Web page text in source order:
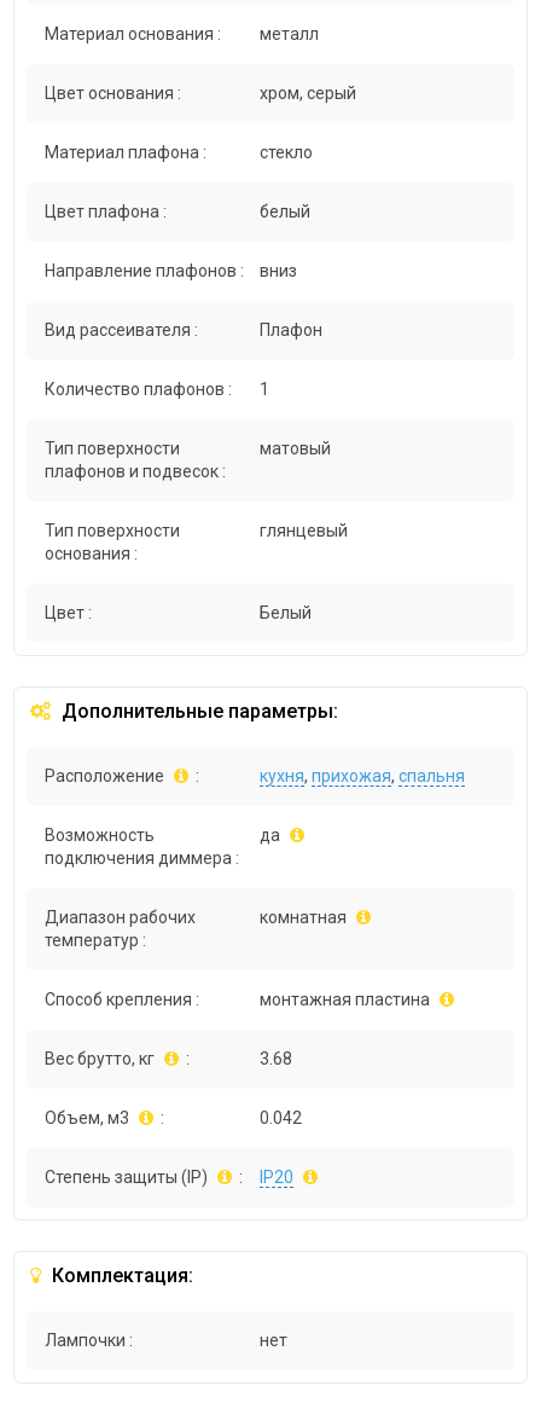
Материал основания : металл
Цвет основания : хром, серый
Материал плафона : стекло
Цвет плафона : белый
Направление плафонов : вниз
Вид рассеивателя : Плафон
Количество плафонов : 1
Тип поверхности
плафонов и подвесок :
матовый
Тип поверхности
основания :
глянцевый
Цвет : Белый
Дополнительные параметры:
Расположение : кухня,прихожая,спальня
Возможность
подключения диммера :
да
Диапазон рабочих
температур :
комнатная
Способ крепления : монтажная пластина
Вес брутто, кг : 3.68
Объем, м3 : 0.042
Степень защиты (IP) : IP20
Комплектация:
Лампочки : нет